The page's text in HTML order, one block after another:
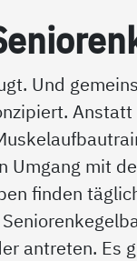
Und
Umgang mit
finden
antreten. Es